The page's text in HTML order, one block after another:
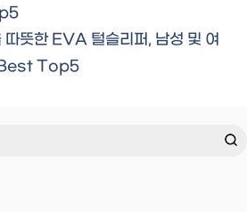
따뜻한 EVA 털슬리퍼, 남성 및 여
Best Top5